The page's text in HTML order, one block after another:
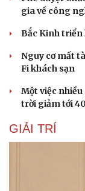
Dinh dưỡng -
Sản phụ khoa
Nam khoa
Làm đẹp - giảm cân
Phòng mạch online
Ăn sạch sống khỏe
gia về công
Bắc Kinh triển
Nguy cơ mất
Fi khách sạn
Một việc
trời giảm tới
GIẢI TRÍ